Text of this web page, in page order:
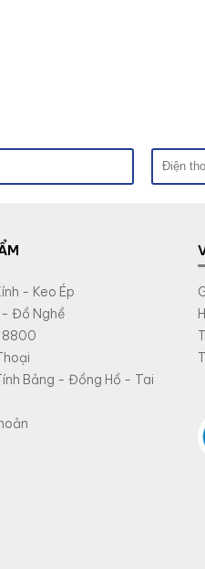
- Keo Ép
- Đồ Nghề
8800
Bảng - Đồng Hồ - Tai